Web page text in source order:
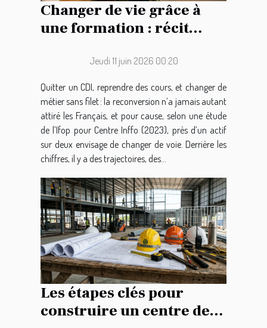
Changer de vie grâce à
une formation : récit
audacieuseJeudi 11 juin 2026 00:20
Quitter un CDI, reprendre des cours, et changer de
métier sans filet : la reconversion n’a jamais autant
attiré les Français, et pour cause, selon une étude
de l’Ifop pour Centre Inffo (2023), près d’un actif
sur deux envisage de changer de voie. Derrière les
chiffres, il y a des trajectoires, des...
Les étapes clés pour
construire un centre de